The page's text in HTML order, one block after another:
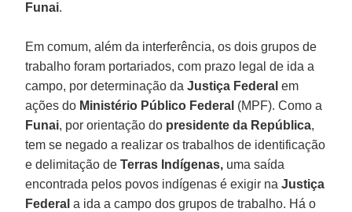
Funai.
Em comum, além da interferência, os dois grupos de
trabalho foram portariados, com prazo legal de ida a
campo, por determinação daJustiça Federal em
ações do Ministério Público Federal (MPF). Como a
Funai, por orientação do presidente da República,
tem se negado a realizar os trabalhos de identificação
e delimitação deTerras Indígenas, uma saída
encontrada pelos povos indígenas é exigir naJustiça
Federal a ida a campo dos grupos de trabalho. Há o